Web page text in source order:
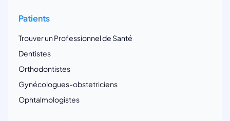
Patients
Trouver un Professionnel de Santé
Dentistes
Orthodontistes
Gynécologues-obstetriciens
Ophtalmologistes